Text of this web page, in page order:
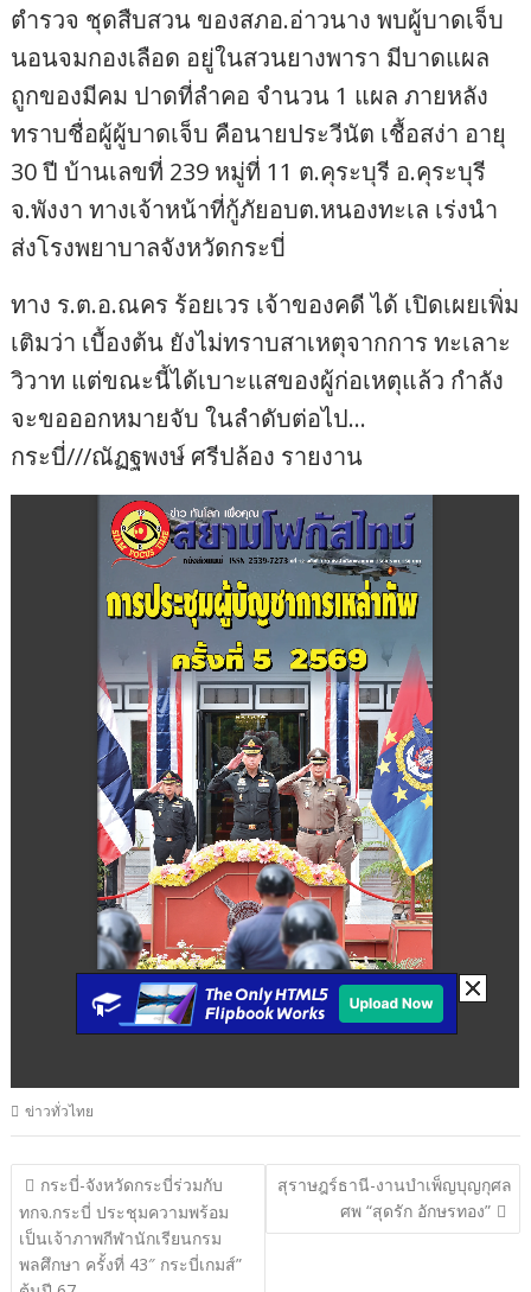
ตำรวจ ชุดสืบสวน ของสภอ.อ่าวนาง พบผู้บาดเจ็บ
นอนจมกองเลือด อยู่ในสวนยางพารา มีบาดแผล
ถูกของมีคม ปาดที่ลำคอ จำนวน 1 แผล ภายหลัง
ทราบชื่อผู้ผู้บาดเจ็บ คือนายประวีนัต เชื้อสง่า อายุ
30 ปี บ้านเลขที่ 239 หมู่ที่ 11 ต.คุระบุรี อ.คุระบุรี
จ.พังงา ทางเจ้าหน้าที่กู้ภัยอบต.หนองทะเล เร่งนำ
ส่งโรงพยาบาลจังหวัดกระบี่
ทาง ร.ต.อ.ณคร ร้อยเวร เจ้าของคดี ได้ เปิดเผยเพิ่ม
เติมว่า เบื้องต้น ยังไม่ทราบสาเหตุจากการ ทะเลาะ
วิวาท แต่ขณะนี้ได้เบาะแสของผู้ก่อเหตุแล้ว กำลัง
จะขอออกหมายจับ ในลำดับต่อไป…
กระบี่///ณัฏฐพงษ์ ศรีปล้อง รายงาน
ข่าวทั่วไทย
แนะแนว
เรื่อง
กระบี่-จังหวัดกระบี่ร่วมกับ
ทกจ.กระบี่ ประชุมความพร้อม
เป็นเจ้าภาพกีฬานักเรียนกรม
พลศึกษา ครั้งที่ 43″ กระบี่เกมส์”
สุราษฎร์ธานี-งานบำเพ็ญบุญกุศล
ศพ “สุดรัก อักษรทอง”